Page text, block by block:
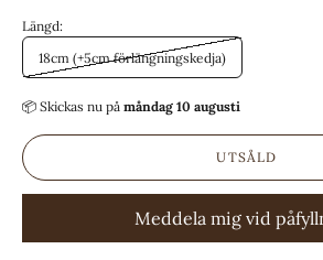
Längd:
18cm (+5cm förlängningskedja)
📦 Skickas nu på måndag 10 augusti
UTSÅLD
Meddela mig vid